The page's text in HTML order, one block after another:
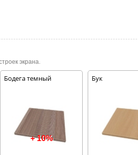
экрана.
Бодега темный
+ 10%
Бук